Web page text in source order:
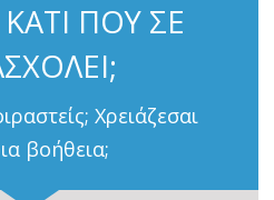
ΠΟΥ ΣΕ
Χρειάζεσαι
βοήθεια;